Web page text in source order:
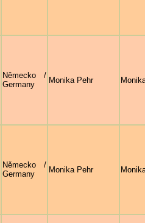
Německo /
Germany
Monika Pehr
Německo /
Germany
Monika Pehr